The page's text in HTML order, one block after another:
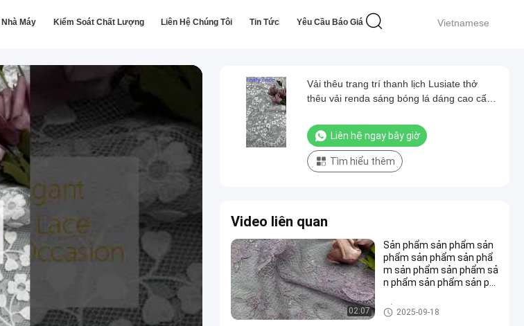
Vietnamese
Máy Kiểm Soát Chất Lượng Liên Hệ Chúng Tôi Tin Tức Yêu Cầu Báo Giá
Vải thêu trang trí thanh lịch Lusiate thở
thêu vải renda sáng bóng lá dáng cao cấp
Liên hệ ngay bây giờ
Tìm hiểu thêm
Video liên quan
02:07
Sản phẩm sản phẩm sản
phẩm sản phẩm sản phẩ
m sản phẩm sản phẩm sả
n phẩm sản phẩm sản ph
ản phẩm sản phẩm sản p
hẩm
Vải ren thêu
2025-09-18